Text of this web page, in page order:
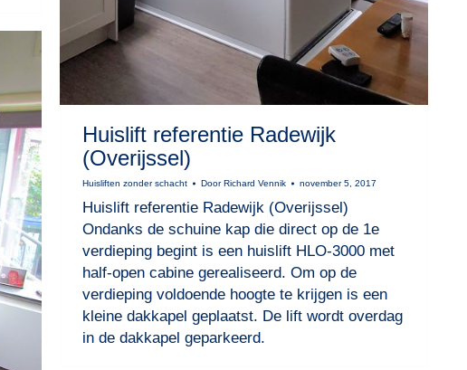
Huislift referentie Radewijk
(Overijssel)
Huisliften zonder schacht DoorRichard Vennik november 5, 2017
Huislift referentie Radewijk (Overijssel)
Ondanks de schuine kap die direct op de 1e
verdieping begint is een huislift HLO-3000 met
half-open cabine gerealiseerd. Om op de
verdieping voldoende hoogte te krijgen is een
kleine dakkapel geplaatst. De lift wordt overdag
in de dakkapel geparkeerd.